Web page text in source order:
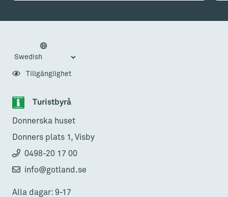
Turistbyrå
Donnerska huset
Donners plats 1, Visby
0498-20 17 00
info@gotland.se
Alla dagar: 9-17
Tillgänglighet